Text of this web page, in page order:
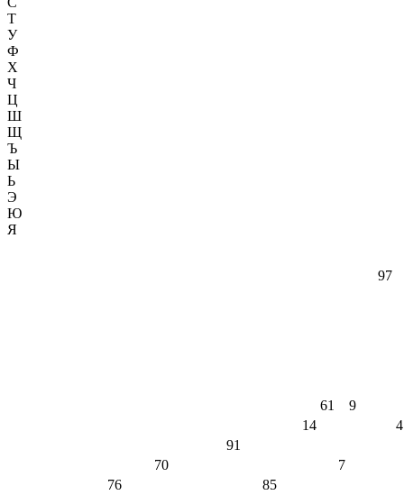
Т
У
Ф
Х
Ч
Ц
Ш
Щ
Ъ
Ы
Ь
Э
Ю
Я
97
61
9
14
4
91
70
7
76
85